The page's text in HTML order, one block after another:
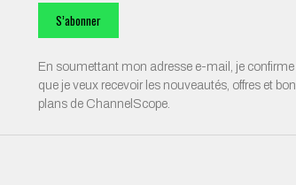
En soumettant mon adresse e-mail, je confirme
que je veux recevoir les nouveautés, offres et bon
plans de ChannelScope.